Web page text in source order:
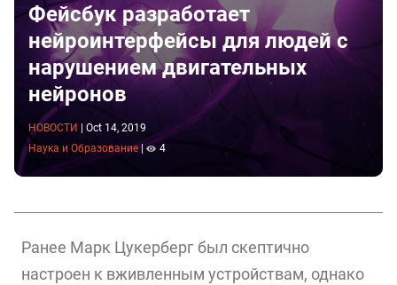
Фейсбук разработает
нейроинтерфейсы для людей с
нарушением двигательных
нейронов
НОВОСТИ
Oct 14, 2019
Наука и Образование | 4
Ранее Марк Цукерберг был скептично
настроен к вживленным устройствам, однако